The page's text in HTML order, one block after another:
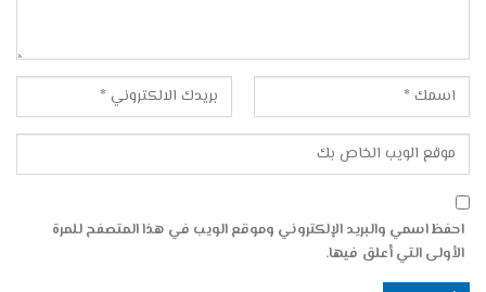
احفظ اسمي والبريد الإلكتروني وموقع الويب في هذا المتصفح للمرة
الأولى التي أعلق فيها.